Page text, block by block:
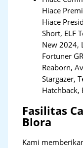
Hiace
Hiace
Short, ELF
New 2024,
Fortuner
Reaborn,
Stargazer,
Hatchback,
Fasilitas
Blora
Kami